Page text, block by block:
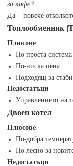
за кафе?
Да – повече
Топлообменник
Плюсове
По-проста система
По-ниска цена
Подходящ за
Недостатъци
Управлението на
Двоен котел
Плюсове
По-добра
По-лесно за
Недостатъци